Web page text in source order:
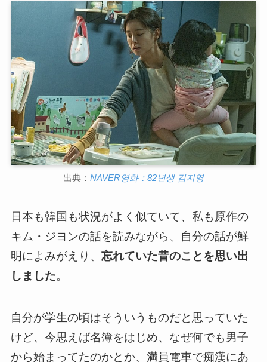
出典： NAVER영화：82년생 김지영
日本も韓国も状況がよく似ていて、私も原作の
キム・ジヨンの話を読みながら、自分の話が鮮
明によみがえり、 忘れていた昔のことを思い出
しました。
自分が学生の頃はそういうものだと思っていた
けど、今思えば名簿をはじめ、なぜ何でも男子
から始まってたのかとか、満員電車で痴漢にあ